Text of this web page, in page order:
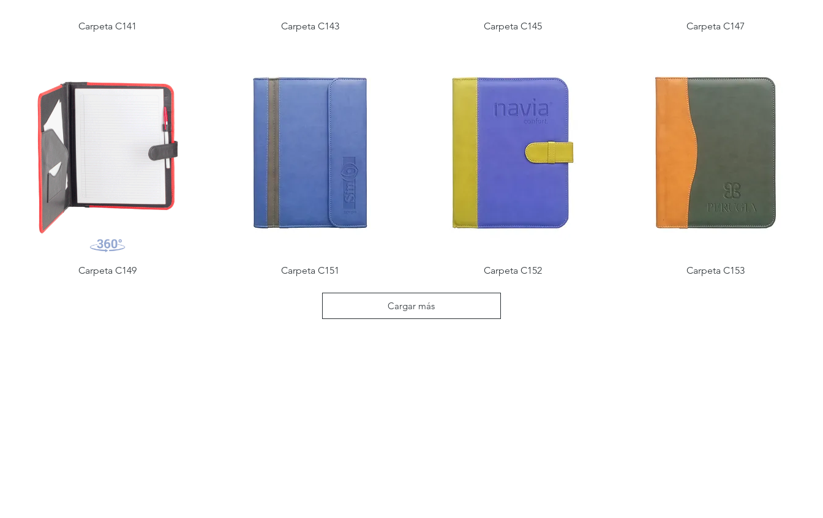
Carpeta C141 Carpeta C143 Carpeta C145 Carpeta C147
Carpeta C149 Carpeta C151 Carpeta C152 Carpeta C153
Cargar más